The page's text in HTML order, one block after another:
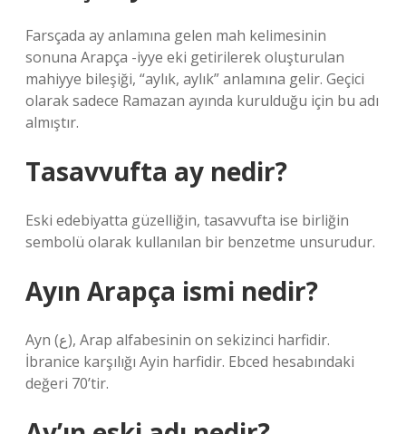
Farsçada ay anlamına gelen mah kelimesinin
sonuna Arapça -iyye eki getirilerek oluşturulan
mahiyye bileşiği, “aylık, aylık” anlamına gelir. Geçici
olarak sadece Ramazan ayında kurulduğu için bu adı
almıştır.
Tasavvufta ay nedir?
Eski edebiyatta güzelliğin, tasavvufta ise birliğin
sembolü olarak kullanılan bir benzetme unsurudur.
Ayın Arapça ismi nedir?
Ayn (ع), Arap alfabesinin on sekizinci harfidir.
İbranice karşılığı Ayin harfidir. Ebced hesabındaki
değeri 70’tir.